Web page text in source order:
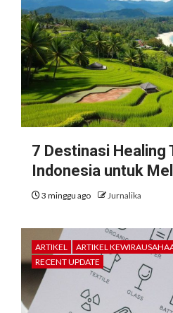
7 Destinasi Healing
Indonesia untuk
3 minggu ago Jurnalika
ARTIKEL
ARTIKEL
RECENT UPDATE